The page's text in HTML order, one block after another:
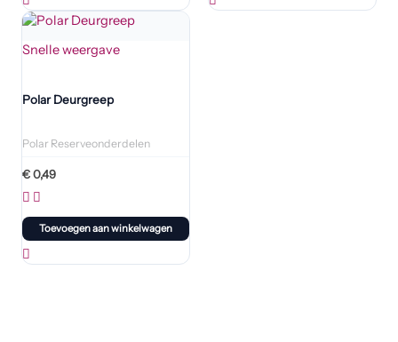
Snelle weergave
Polar Deurgreep
Polar Reserveonderdelen
€0,49
Toevoegen aan winkelwagen